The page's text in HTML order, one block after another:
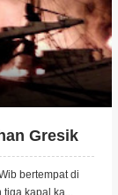
Gresik
bertempat di
tiga kapal ka...